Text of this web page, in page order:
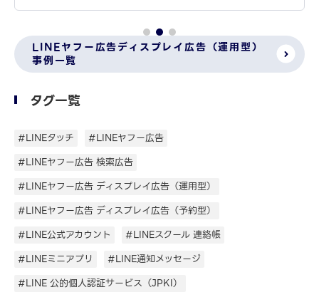
LINEヤフー広告ディスプレイ広告（運用型）
事例一覧
タグ一覧
#LINEタッチ
#LINEヤフー広告
#LINEヤフー広告 検索広告
#LINEヤフー広告 ディスプレイ広告（運用型）
#LINEヤフー広告 ディスプレイ広告（予約型）
#LINE公式アカウント
#LINEスクール 連絡帳
#LINEミニアプリ
#LINE通知メッセージ
#LINE 公的個人認証サービス（JPKI）